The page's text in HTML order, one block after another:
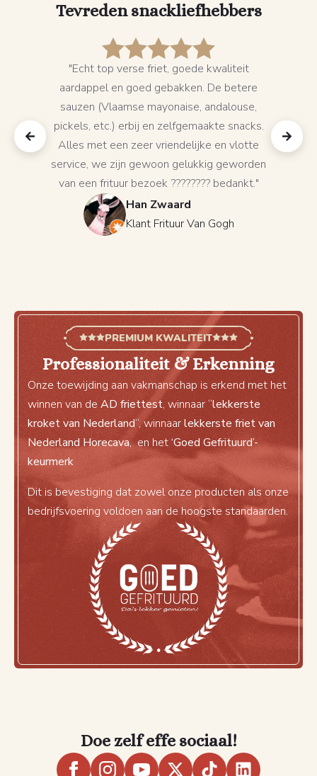
Tevreden snackliefhebbers
"Echt top verse friet, goede kwaliteit
aardappel en goed gebakken. De betere
sauzen (Vlaamse mayonaise, andalouse,
pickels, etc.) erbij en zelfgemaakte snacks.
Alles met een zeer vriendelijke en vlotte
service, we zijn gewoon gelukkig geworden
van een frituur bezoek ???????? bedankt."
Han Zwaard
Klant Frituur Van Gogh
PREMIUM KWALITEIT
Professionaliteit & Erkenning
Onze toewijding aan vakmanschap is erkend met het
winnen van deAD friettest, winnaar “lekkerste
kroket van Nederland“, winnaarlekkerste friet van
Nederland Horecava, en het‘Goed Gefrituurd’-
keurmerk
Dit is bevestiging dat zowel onze producten als onze
bedrijfsvoering voldoen aan de hoogste standaarden.
Doe zelf effe sociaal!